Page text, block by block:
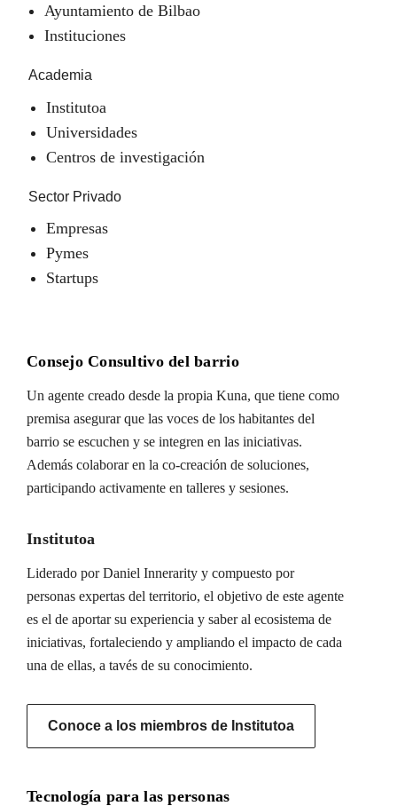
Ayuntamiento de Bilbao
Instituciones
Academia
Institutoa
Universidades
Centros de investigación
Sector Privado
Empresas
Pymes
Startups
Consejo Consultivo del barrio
Un agente creado desde la propia Kuna, que tiene como
premisa asegurar que las voces de los habitantes del
barrio se escuchen y se integren en las iniciativas.
Además colaborar en la co-creación de soluciones,
participando activamente en talleres y sesiones.
Institutoa
Liderado por Daniel Innerarity y compuesto por
personas expertas del territorio, el objetivo de este agente
es el de aportar su experiencia y saber al ecosistema de
iniciativas, fortaleciendo y ampliando el impacto de cada
una de ellas, a tavés de su conocimiento.
Conoce a los miembros de Institutoa
Tecnología para las personas